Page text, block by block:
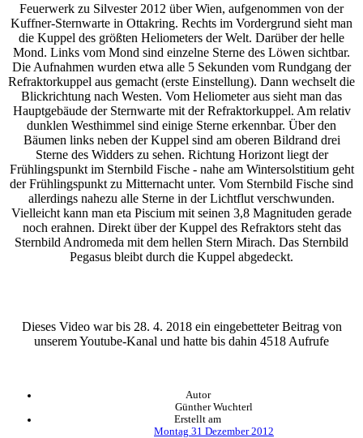
Feuerwerk zu Silvester 2012 über Wien, aufgenommen von der
Kuffner-Sternwarte in Ottakring. Rechts im Vordergrund sieht man
die Kuppel des größten Heliometers der Welt. Darüber der helle
Mond. Links vom Mond sind einzelne Sterne des Löwen sichtbar.
Die Aufnahmen wurden etwa alle 5 Sekunden vom Rundgang der
Refraktorkuppel aus gemacht (erste Einstellung). Dann wechselt die
Blickrichtung nach Westen. Vom Heliometer aus sieht man das
Hauptgebäude der Sternwarte mit der Refraktorkuppel. Am relativ
dunklen Westhimmel sind einige Sterne erkennbar. Über den
Bäumen links neben der Kuppel sind am oberen Bildrand drei
Sterne des Widders zu sehen. Richtung Horizont liegt der
Frühlingspunkt im Sternbild Fische - nahe am Wintersolstitium geht
der Frühlingspunkt zu Mitternacht unter. Vom Sternbild Fische sind
allerdings nahezu alle Sterne in der Lichtflut verschwunden.
Vielleicht kann man eta Piscium mit seinen 3,8 Magnituden gerade
noch erahnen. Direkt über der Kuppel des Refraktors steht das
Sternbild Andromeda mit dem hellen Stern Mirach. Das Sternbild
Pegasus bleibt durch die Kuppel abgedeckt.
Dieses Video war bis 28. 4. 2018 ein eingebetteter Beitrag von
unserem Youtube-Kanal und hatte bis dahin 4518 Aufrufe
Autor
Günther Wuchterl
Erstellt am
Montag 31 Dezember 2012